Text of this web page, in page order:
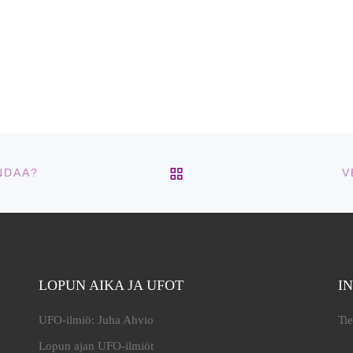
LOPUN AIKA JA UFOT
UFO-ilmiö: Juha Ahvio
Lopun ajan UFO-ilmiöt